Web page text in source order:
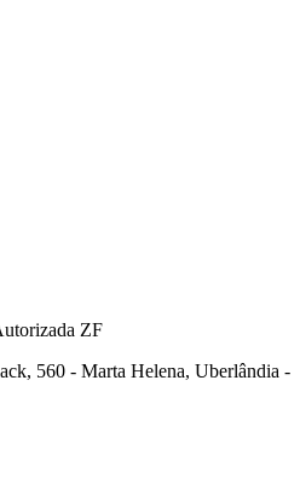
ZF
560 - Marta Helena, Uberlândia -